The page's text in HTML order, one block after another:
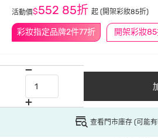
彩妝指定品牌2件77折 開架彩妝
活動價$552 85折 起 (開架彩妝85折)
查看門市庫存 (可能